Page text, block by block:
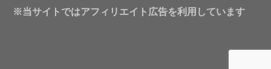
※当サイトではアフィリエイト広告を利用しています